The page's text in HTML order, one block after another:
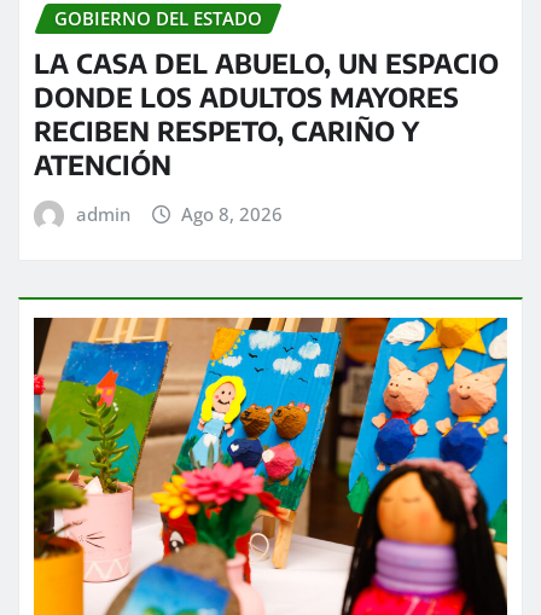
GOBIERNO DEL ESTADO
LA CASA DEL ABUELO, UN ESPACIO
DONDE LOS ADULTOS MAYORES
RECIBEN RESPETO, CARIÑO Y
ATENCIÓN
admin Ago 8, 2026